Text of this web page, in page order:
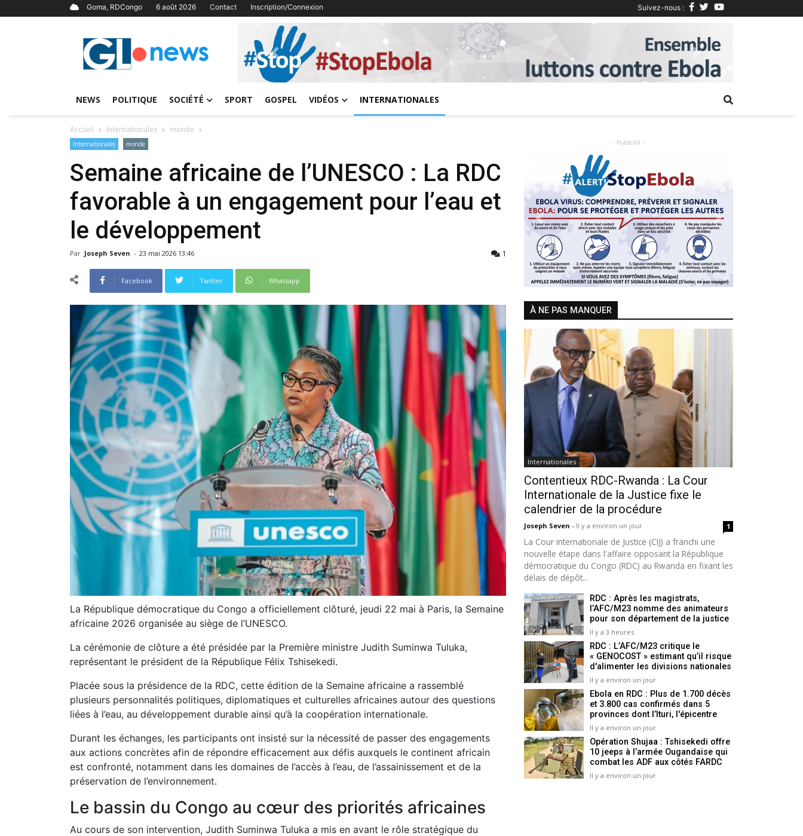
Goma, RDCongo 6 août 2026 Contact Inscription/Connexion Suivez-nous :
Previous Next
NEWS POLITIQUE SOCIÉTÉ SPORT GOSPEL VIDÉOS INTERNATIONALES
Accueil Internationales monde
Internationales monde
Semaine africaine de l’UNESCO : La RDC
favorable à un engagement pour l’eau et
le développement
Par Joseph Seven - 23 mai 2026 13:46 1
Facebook Twitter Whatsapp
La République démocratique du Congo a officiellement clôturé, jeudi 22 mai à Paris, la Semaine
africaine 2026 organisée au siège de l’UNESCO.
La cérémonie de clôture a été présidée par la Première ministre Judith Suminwa Tuluka,
représentant le président de la République Félix Tshisekedi.
Placée sous la présidence de la RDC, cette édition de la Semaine africaine a rassemblé
plusieurs personnalités politiques, diplomatiques et culturelles africaines autour des questions
liées à l’eau, au développement durable ainsi qu’à la coopération internationale.
Durant les échanges, les participants ont insisté sur la nécessité de passer des engagements
aux actions concrètes afin de répondre efficacement aux défis auxquels le continent africain
est confronté, notamment dans les domaines de l’accès à l’eau, de l’assainissement et de la
préservation de l’environnement.
Le bassin du Congo au cœur des priorités africaines
Au cours de son intervention, Judith Suminwa Tuluka a mis en avant le rôle stratégique du
- Publicité -
Previous Next
À NE PAS MANQUER
Internationales
Contentieux RDC-Rwanda : La Cour
Internationale de la Justice fixe le
calendrier de la procédure
Joseph Seven - Il y a environ un jour 1
La Cour internationale de Justice (CIJ) a franchi une
nouvelle étape dans l'affaire opposant la République
démocratique du Congo (RDC) au Rwanda en fixant les
délais de dépôt...
RDC : Après les magistrats,
l’AFC/M23 nomme des animateurs
pour son département de la justice
Il y a 3 heures
RDC : L’AFC/M23 critique le
« GENOCOST » estimant qu’il risque
d'alimenter les divisions nationales
Il y a environ un jour
Ebola en RDC : Plus de 1.700 décès
et 3.800 cas confirmés dans 5
provinces dont l’Ituri, l'épicentre
Il y a environ un jour
Opération Shujaa : Tshisekedi offre
10 jeeps à l’armée Ougandaise qui
combat les ADF aux côtés FARDC
Il y a environ un jour